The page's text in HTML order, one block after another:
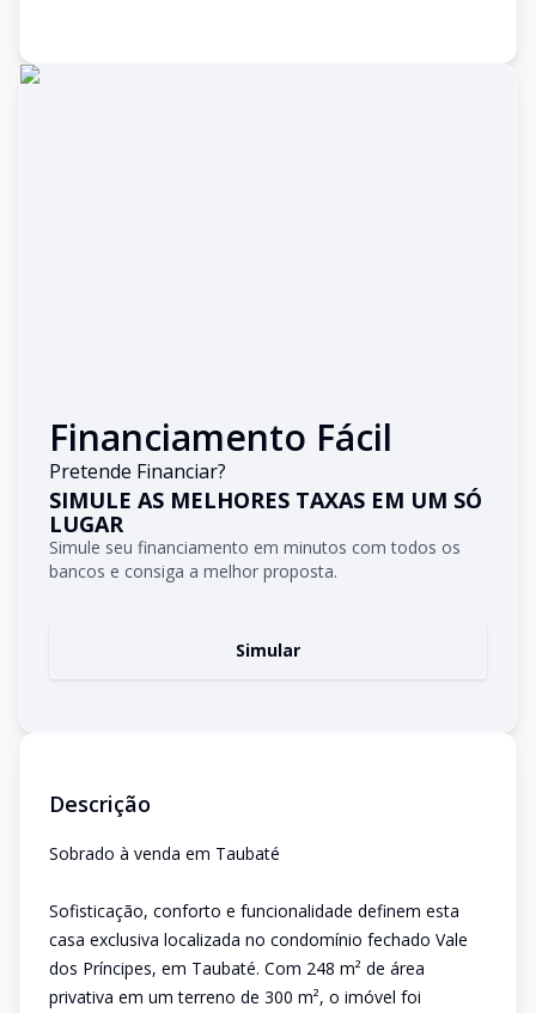
Financiamento Fácil
Pretende Financiar?
SIMULE AS MELHORES TAXAS EM UM SÓ
LUGAR
Simule seu financiamento em minutos com todos os
bancos e consiga a melhor proposta.
Simular
Descrição
Sobrado à venda em Taubaté
Sofisticação, conforto e funcionalidade definem esta
casa exclusiva localizada no condomínio fechado Vale
dos Príncipes, em Taubaté. Com 248 m² de área
privativa em um terreno de 300 m², o imóvel foi